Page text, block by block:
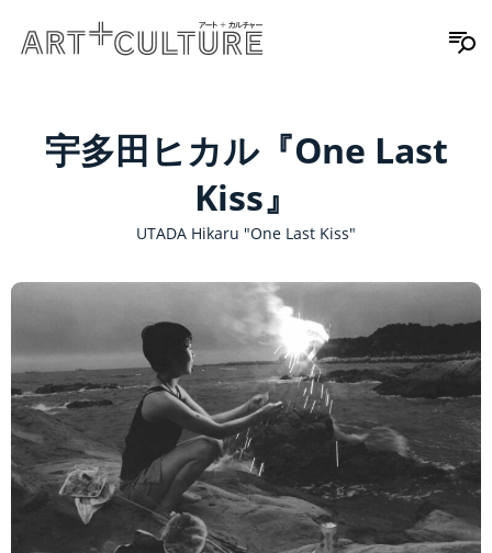
宇多田ヒカル『One Last
Kiss』
UTADA Hikaru "One Last Kiss"